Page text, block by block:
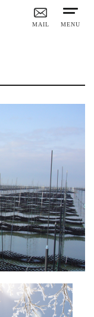
MAIL MENU